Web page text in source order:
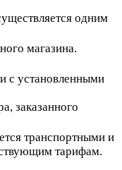
одним
магазина.
с установленными
заказанного
транспортными и
тарифам.